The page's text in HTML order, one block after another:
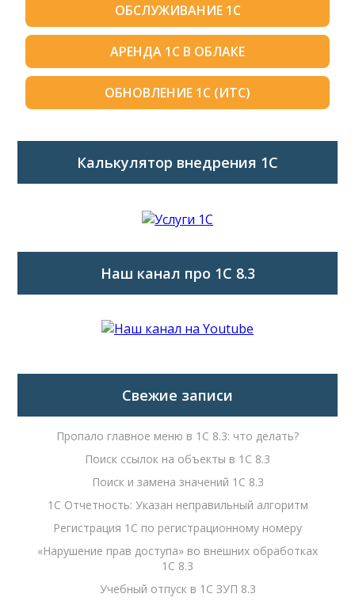
ОБСЛУЖИВАНИЕ 1С
АРЕНДА 1С В ОБЛАКЕ
ОБНОВЛЕНИЕ 1С (ИТС)
Калькулятор внедрения 1C
Наш канал про 1С 8.3
Свежие записи
Пропало главное меню в 1С 8.3: что делать?
Поиск ссылок на объекты в 1С 8.3
Поиск и замена значений 1С 8.3
1С Отчетность: Указан неправильный алгоритм
Регистрация 1С по регистрационному номеру
«Нарушение прав доступа» во внешних обработках
1С 8.3
Учебный отпуск в 1С ЗУП 8.3